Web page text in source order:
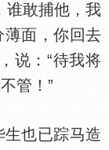
敢捕他，我
薄面，你回去
说：“待我将
管！”
也已踪马造